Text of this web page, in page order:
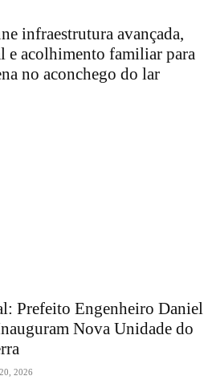
infraestrutura avançada,
acolhimento familiar para
no aconchego do lar
Prefeito Engenheiro Daniel
Nova Unidade do
2026